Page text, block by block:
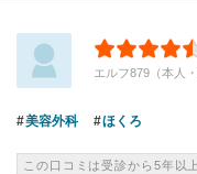
エルフ879（本人
美容外科 ほくろ
この口コミは受診から5年以